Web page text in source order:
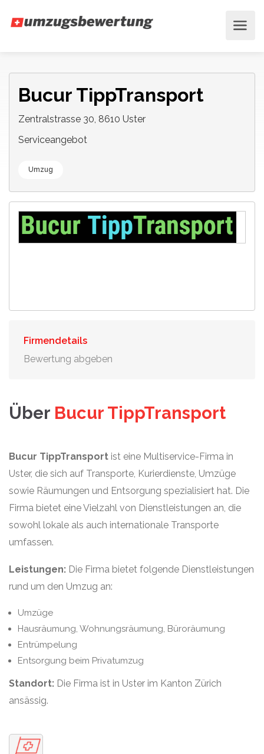
Bucur TippTransport
Zentralstrasse 30, 8610 Uster
Serviceangebot
Umzug
Firmendetails
Bewertung abgeben
Über Bucur TippTransport
Bucur TippTransport ist eine Multiservice-Firma in
Uster, die sich auf Transporte, Kurierdienste, Umzüge
sowie Räumungen und Entsorgung spezialisiert hat. Die
Firma bietet eine Vielzahl von Dienstleistungen an, die
sowohl lokale als auch internationale Transporte
umfassen.
Leistungen: Die Firma bietet folgende Dienstleistungen
rund um den Umzug an:
Umzüge
Hausräumung, Wohnungsräumung, Büroräumung
Entrümpelung
Entsorgung beim Privatumzug
Standort: Die Firma ist in Uster im Kanton Zürich
ansässig.